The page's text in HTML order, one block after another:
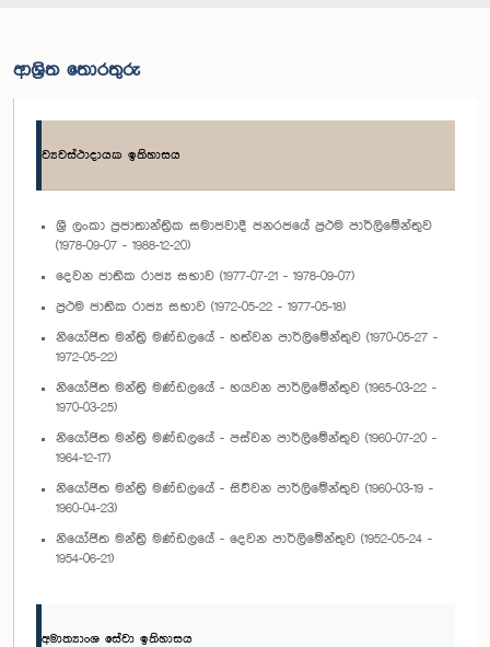
ආශ්‍රිත තොරතුරු
ව්‍යවස්ථාදායක ඉතිහාසය
ශ්‍රී ලංකා ප්‍රජාතාන්ත්‍රික සමාජවාදී ජනරජයේ ප්‍රථම පාර්ලිමේන්තුව
(1978-09-07 - 1988-12-20)
දෙවන ජාතික රාජ්‍ය සභාව (1977-07-21 - 1978-09-07)
ප්‍රථම ජාතික රාජ්‍ය සභාව (1972-05-22 - 1977-05-18)
නියෝජිත මන්ත්‍රි මණ්ඩලයේ - හත්වන පාර්ලිමේන්තුව (1970-05-27 -
1972-05-22)
නියෝජිත මන්ත්‍රි මණ්ඩලයේ - හයවන පාර්ලිමේන්තුව (1965-03-22 -
1970-03-25)
නියෝජිත මන්ත්‍රි මණ්ඩලයේ - පස්වන පාර්ලිමේන්තුව (1960-07-20 -
1964-12-17)
නියෝජිත මන්ත්‍රි මණ්ඩලයේ - සිව්වන පාර්ලිමේන්තුව (1960-03-19 -
1960-04-23)
නියෝජිත මන්ත්‍රි මණ්ඩලයේ - දෙවන පාර්ලිමේන්තුව (1952-05-24 -
1954-06-21)
අමාත්‍යාංශ සේවා ඉතිහාසය